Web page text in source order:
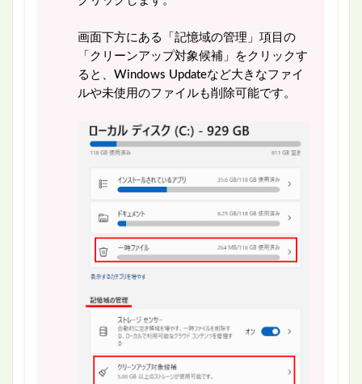
画面下方にある「記憶域の管理」項目の
「クリーンアップ対象候補」をクリックす
ると、Windows Updateなど大きなファイ
ルや未使用のファイルも削除可能です。